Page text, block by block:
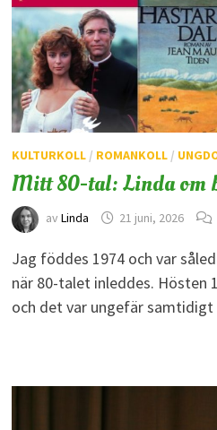
KULTURKOLL/ ROMANKOLL/
Mitt 80-tal: Linda om
av Linda 21 juni, 2026
Jag föddes 1974 och var
när 80-talet inleddes. Hösten
och det var ungefär